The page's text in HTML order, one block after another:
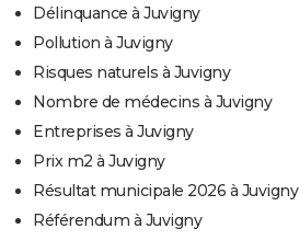
Délinquance à Juvigny
Pollution à Juvigny
Risques naturels à Juvigny
Nombre de médecins à Juvigny
Entreprises à Juvigny
Prix m2 à Juvigny
Résultat municipale 2026 à Juvigny
Référendum à Juvigny